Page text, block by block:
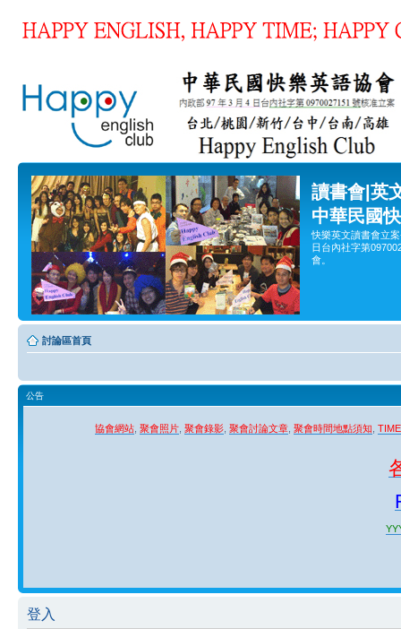
讀書會|英
中華民國
快樂英文讀書會立
日台內社字第
會。
討論區首頁
公告
協會網站 聚會照片 聚會錄影 聚會討論文章 聚會時間地點須知
登入